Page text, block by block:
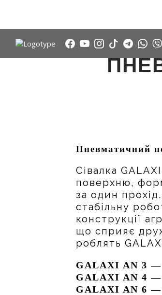
Пневматичний
Сівалка
поверхню,
за один
стабільну
конструкції
що сприяє
роблять
GALAXI AN 3 —
GALAXI AN 4 —
GALAXI AN 6 —